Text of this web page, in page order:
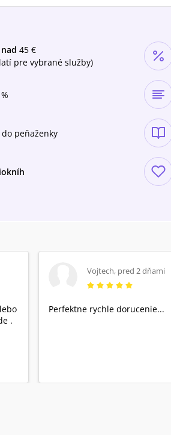
45 €
pre vybrané služby)
do peňaženky
.
Vojtech, pred 2 dňami
Perfektne rychle dorucenie...